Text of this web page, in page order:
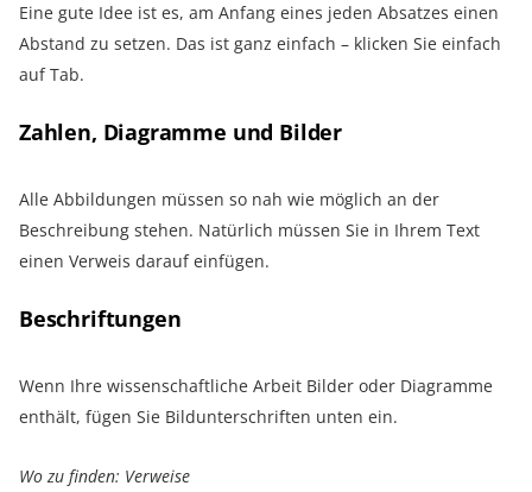
Eine gute Idee ist es, am Anfang eines jeden Absatzes einen
Abstand zu setzen. Das ist ganz einfach – klicken Sie einfach
auf Tab.
Zahlen, Diagramme und Bilder
Alle Abbildungen müssen so nah wie möglich an der
Beschreibung stehen. Natürlich müssen Sie in Ihrem Text
einen Verweis darauf einfügen.
Beschriftungen
Wenn Ihre wissenschaftliche Arbeit Bilder oder Diagramme
enthält, fügen Sie Bildunterschriften unten ein.
Wo zu finden: Verweise